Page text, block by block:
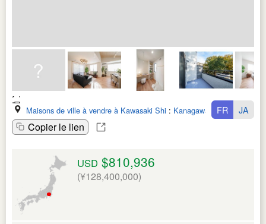
Maisons de ville à vendre à Kawasaki Shi : Kanagawa Ken
Copier le lien
FR JA
USD $810,936
(¥128,400,000)